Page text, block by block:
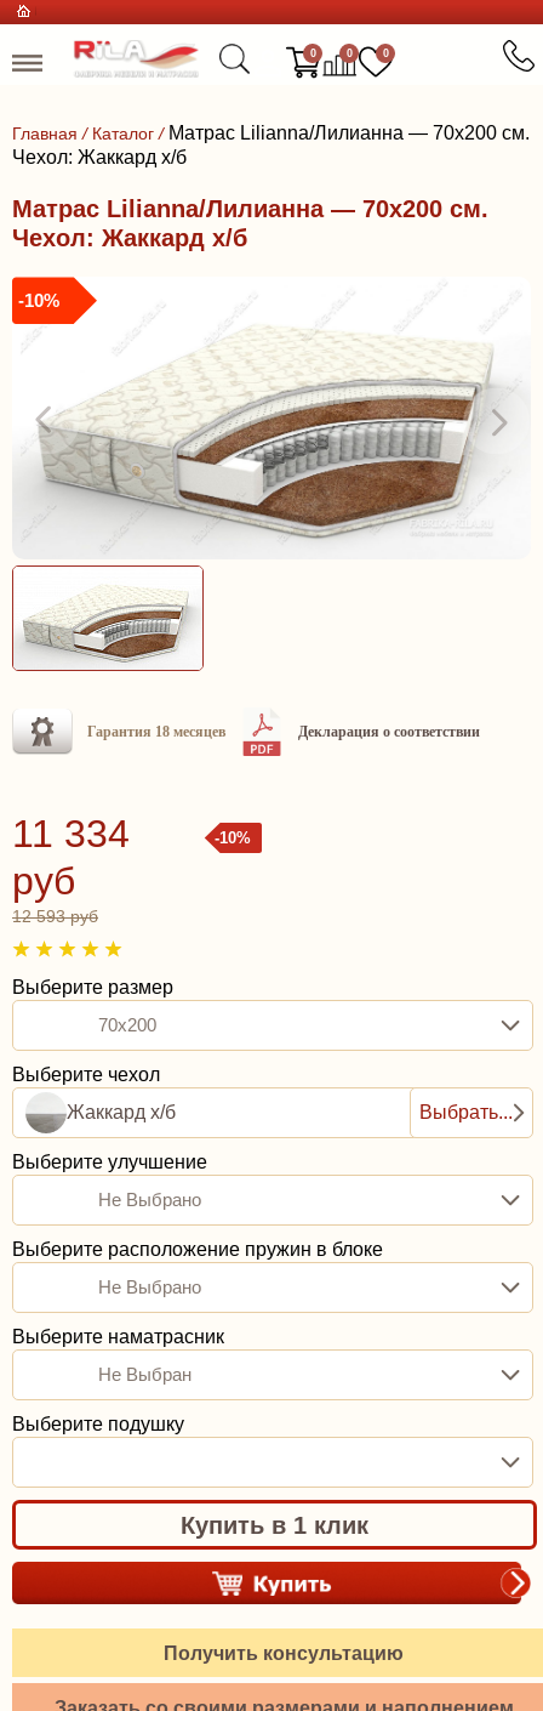
0 0 0
Главная / Каталог / Матрас Lilianna/Лилианна — 70x200 см.
Чехол: Жаккард х/б
Матрас Lilianna/Лилианна — 70x200 см.
Чехол: Жаккард х/б
-10%
Гарантия 18 месяцев Декларация о соответствии
-10%
11 334
руб
12 593 руб
Выберите размер
70x200
Выберите чехол
Жаккард х/б
Выбрать...
Выберите улучшение
Не Выбрано
Выберите расположение пружин в блоке
Не Выбрано
Выберите наматрасник
Не Выбран
Выберите подушку
Купить в 1 клик
Получить консультацию